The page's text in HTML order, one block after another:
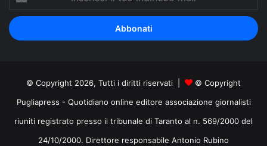
tuo
indirizzo
mail
© Copyright 2026, Tutti i diritti riservati |
© Copyright
Pugliapress - Quotidiano online editore associazione giornalisti
riuniti registrato presso il tribunale di Taranto al n. 569/2000 del
24/10/2000. Direttore responsabile Antonio Rubino